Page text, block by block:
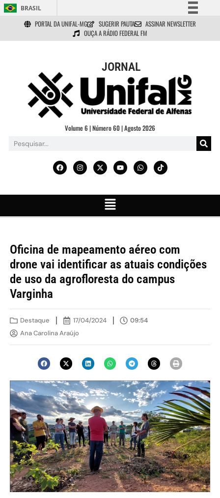
BRASIL
Simplifique!
Comunica BR
Acesso à informação
Legislação
Canais
PORTAL DA UNIFAL-MG SUGERIR PAUTA
ASSINAR NEWSLETTER
OUÇA A RÁDIO FEDERAL FM
JORNAL
Volume 6 | Número 60 | Agosto 2026
Oficina de mapeamento aéreo com
drone vai identificar as atuais condições
de uso da agrofloresta do campus
Varginha
Destaque 17/04/2024
09:54
Ana Carolina Araújo